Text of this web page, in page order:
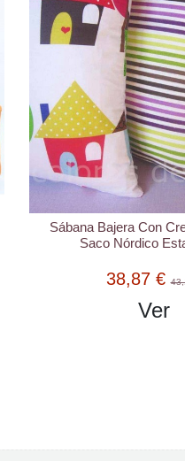
Sábana Bajera Con
Saco Nórdico
38,87 €
Ver